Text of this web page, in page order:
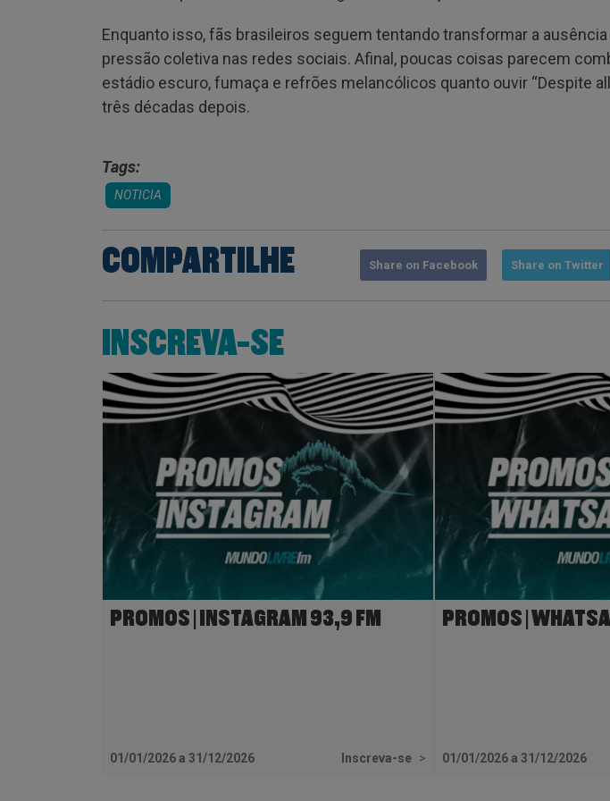
Enquanto isso, fãs brasileiros seguem tentando transformar a
pressão coletiva nas redes sociais. Afinal, poucas coisas parecem
estádio escuro, fumaça e refrões melancólicos quanto ouvir “Despite
três décadas depois.
Tags:
NOTICIA
COMPARTILHE Share on Facebook Share on Twitter
INSCREVA-SE
PROMOS | INSTAGRAM 93,9 FM
01/01/2026 a 31/12/2026 Inscreva-se >
PROMOS |
01/01/2026 a 31/12/2026